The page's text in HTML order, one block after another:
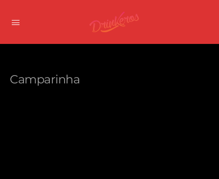
Camparinha